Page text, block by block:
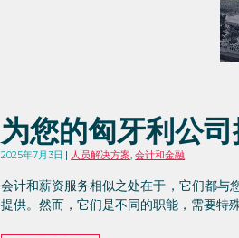
为您的匈牙利公
2025年7月3日 人员解决方案,会计和金融
会计和薪资服务相似之处在于，它们都与
提供。然而，它们是不同的职能，需要特